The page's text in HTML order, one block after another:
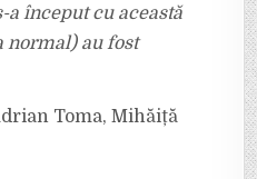
a început cu această
normal) au fost
Toma, Mihăiță